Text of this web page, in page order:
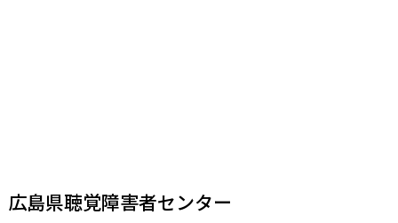
広島県聴覚障害者センター